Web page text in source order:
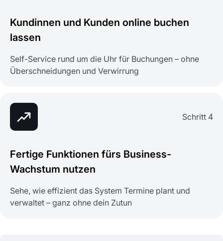
Kundinnen und Kunden online buchen
lassen
Self-Service rund um die Uhr für Buchungen – ohne
Überschneidungen und Verwirrung
Schritt 4
Fertige Funktionen fürs Business-
Wachstum nutzen
Sehe, wie effizient das System Termine plant und
verwaltet – ganz ohne dein Zutun